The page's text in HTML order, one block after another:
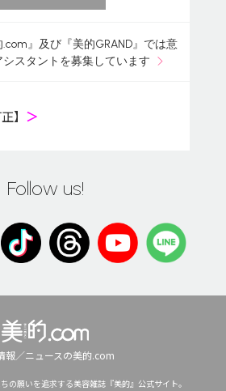
.com』及び『美的GRAND』では意
スタントを募集しています
】 ＞
Follow us!
報／ニュースの美的.com
の願いを追求する美容雑誌『美的』公式サイト。